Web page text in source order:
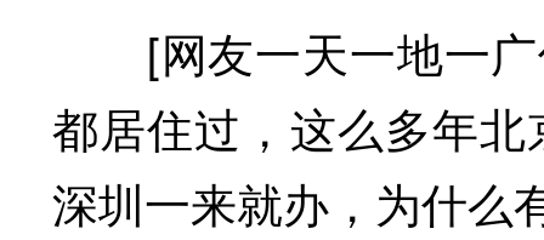
[网友一天一地一广
都居住过，这么多年北
深圳一来就办，为什么